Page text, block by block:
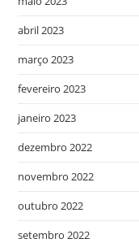
abril 2023
março 2023
fevereiro 2023
janeiro 2023
dezembro 2022
novembro 2022
outubro 2022
setembro 2022